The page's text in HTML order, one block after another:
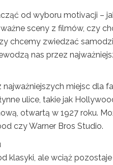
od wyboru motivacji –
sceny z filmów, czy
chcemy zwiedzać
nas przez
miejsc dla
ulice, takie jak
otwartą w 1927 roku.
czy Warner Bros Studio.
klasyki, ale wciąż